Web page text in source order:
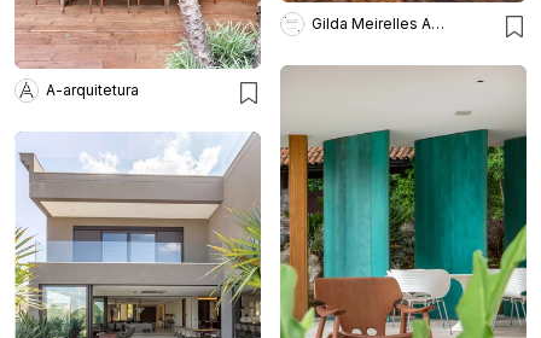
Gilda Meirelles Arquitetura
A-arquitetura